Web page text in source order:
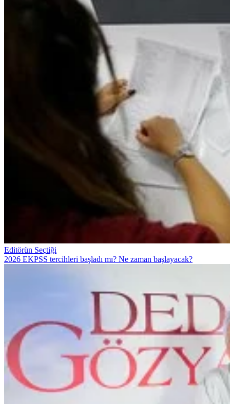
Editörün Seçtiği
2026 EKPSS tercihleri başladı mı? Ne zaman başlayacak?